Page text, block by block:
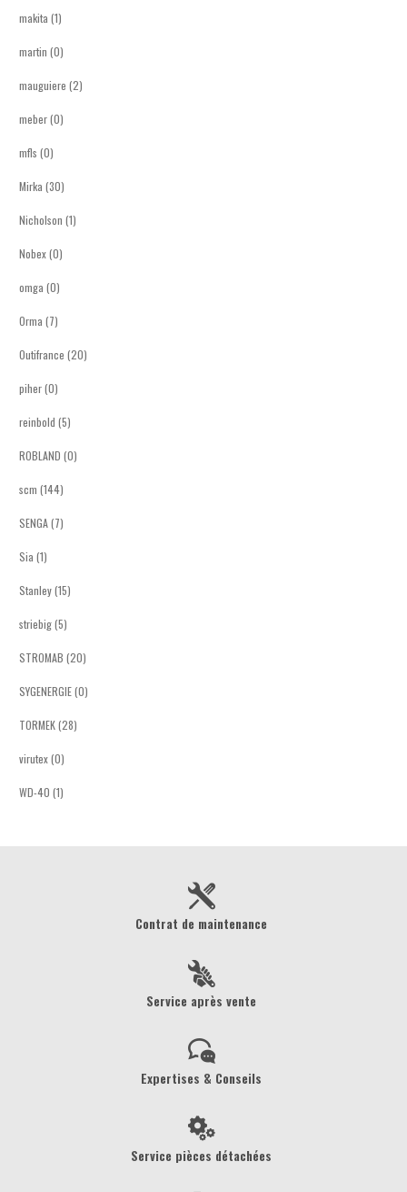
makita (1)
martin (0)
mauguiere (2)
meber (0)
mfls (0)
Mirka (30)
Nicholson (1)
Nobex (0)
omga (0)
Orma (7)
Outifrance (20)
piher (0)
reinbold (5)
ROBLAND (0)
scm (144)
SENGA (7)
Sia (1)
Stanley (15)
striebig (5)
STROMAB (20)
SYGENERGIE (0)
TORMEK (28)
virutex (0)
WD-40 (1)
Contrat de maintenance
Service après vente
Expertises & Conseils
Service pièces détachées